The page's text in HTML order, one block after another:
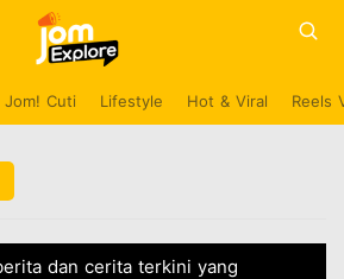
Jom! Cuti Lifestyle Hot & Viral Reels
dan cerita terkini yang